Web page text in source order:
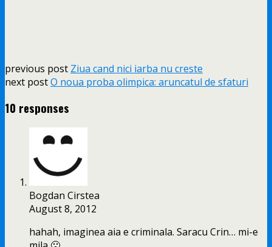
previous post Ziua cand nici iarba nu creste
next postO noua proba olimpica: aruncatul de sfaturi
10 responses
Bogdan Cirstea
August 8, 2012
hahah, imaginea aia e criminala. Saracu Crin… mi-e